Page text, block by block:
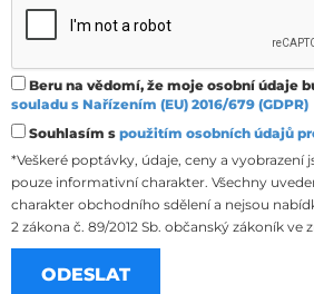
Beru na vědomí, že moje osobní údaje
souladu s Nařízením (EU) 2016/679 (GDPR)
Souhlasím s použitím osobních údajů
*Veškeré poptávky, údaje, ceny a vyobrazení
pouze informativní charakter. Všechny
charakter obchodního sdělení a nejsou
2 zákona č. 89/2012 Sb. občanský zákoník ve